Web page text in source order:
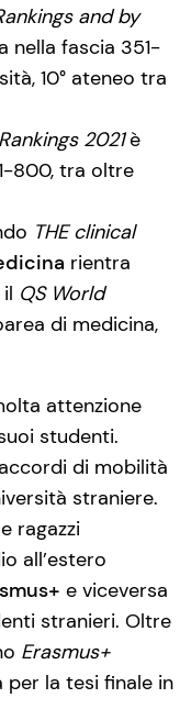
and by
nella fascia 351-
10° ateneo tra
2021è
800, tra oltre
THE clinical
rientra
QS World
di medicina,
attenzione
studenti.
di mobilità
straniere.
ragazzi
all’estero
e viceversa
stranieri. Oltre
Erasmus+
la tesi finale in